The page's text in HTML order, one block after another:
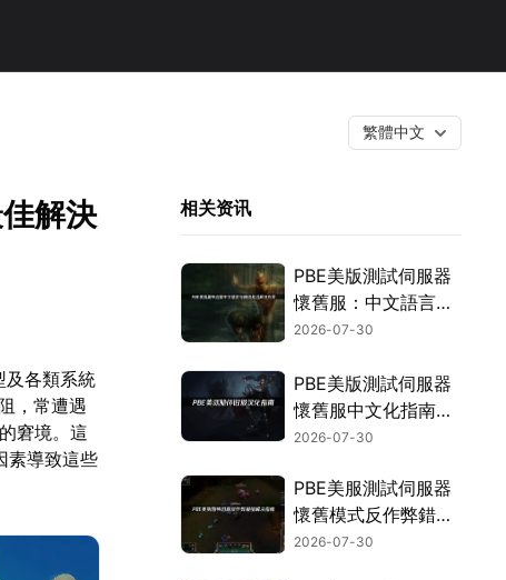
繁體中文
解決
及各類系統
，常遭遇
窘境。這
素導致這些
相关资讯
PBE美版測試伺服器
懷舊服：中文語言與
網路延遲解決方法！
2026-07-30
PBE美版測試伺服器
懷舊服中文化指南：
輕鬆告別英文介面煩
2026-07-30
PBE美服測試伺服器
懷舊模式反作弊錯誤
解決指引！
2026-07-30